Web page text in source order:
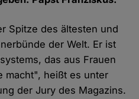
Spitze des ältesten und
der Welt. Er ist
das aus Frauen
macht", heißt es unter
der Jury des Magazins.